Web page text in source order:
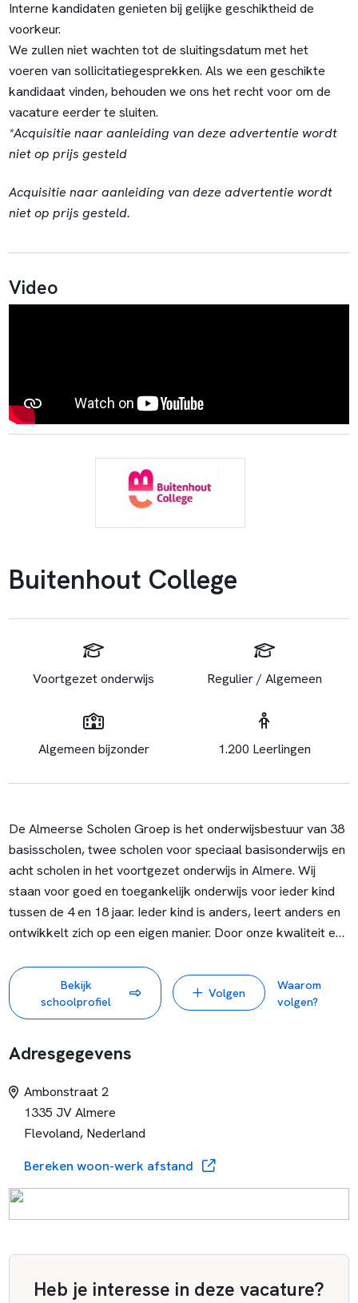
Interne kandidaten genieten bij gelijke geschiktheid de
voorkeur.
We zullen niet wachten tot de sluitingsdatum met het
voeren van sollicitatiegesprekken. Als we een geschikte
kandidaat vinden, behouden we ons het recht voor om de
vacature eerder te sluiten.
*Acquisitie naar aanleiding van deze advertentie wordt
niet op prijs gesteld
Acquisitie naar aanleiding van deze advertentie wordt
niet op prijs gesteld.
Video
Buitenhout College
Voortgezet onderwijs Regulier / Algemeen
Algemeen bijzonder 1.200 Leerlingen
De Almeerse Scholen Groep is het onderwijsbestuur van 38
basisscholen, twee scholen voor speciaal basisonderwijs en
acht scholen in het voortgezet onderwijs in Almere. Wij
staan voor goed en toegankelijk onderwijs voor ieder kind
tussen de 4 en 18 jaar. Ieder kind is anders, leert anders en
ontwikkelt zich op een eigen manier. Door onze kwaliteit en
of haar past.
Bekijk
schoolprofiel
Volgen
Waarom
volgen?
Adresgegevens
Ambonstraat 2
1335 JV Almere
Flevoland, Nederland
Bereken woon-werk afstand
Heb je interesse in deze vacature?